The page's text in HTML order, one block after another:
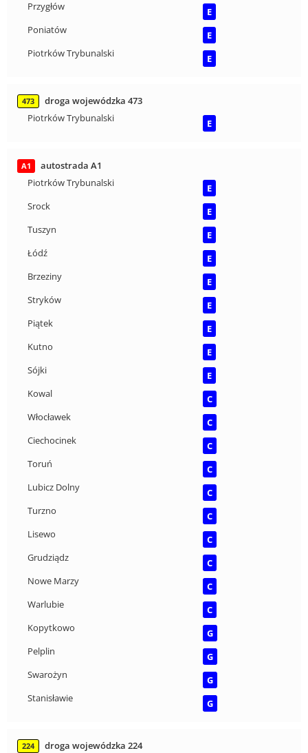
Przygłów
E
Poniatów
E
Piotrków Trybunalski
E
473
droga wojewódzka 473
Piotrków Trybunalski
E
A1
autostrada A1
Piotrków Trybunalski
E
Srock
E
Tuszyn
E
Łódź
E
Brzeziny
E
Stryków
E
Piątek
E
Kutno
E
Sójki
E
Kowal
C
Włocławek
C
Ciechocinek
C
Toruń
C
Lubicz Dolny
C
Turzno
C
Lisewo
C
Grudziądz
C
Nowe Marzy
C
Warlubie
C
Kopytkowo
G
Pelplin
G
Swarożyn
G
Stanisławie
G
224
droga wojewódzka 224